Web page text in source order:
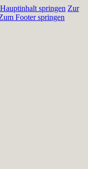
springen Zur
Footer springen